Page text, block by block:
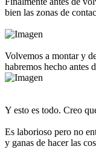
bien las zonas de
Volvemos a montar y
habremos hecho antes
Y esto es todo. Creo
Es laborioso pero no
y ganas de hacer las